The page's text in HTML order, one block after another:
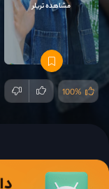
مشاهده تریلر
100%